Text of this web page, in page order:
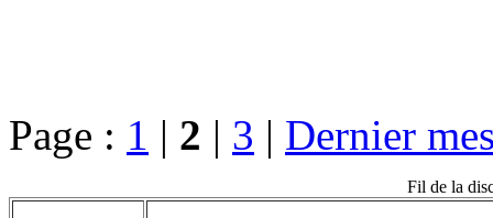
Page : 1 | 2 | 3 | Dernier
Fil de la